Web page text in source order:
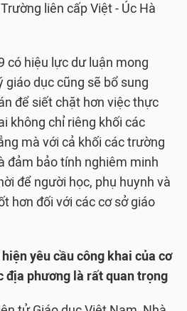
liên cấp Việt - Úc Hà
có hiệu lực dư luận mong
giáo dục cũng sẽ bổ sung
để siết chặt hơn việc thực
không chỉ riêng khối các
mà với cả khối các trường
đảm bảo tính nghiêm minh
để người học, phụ huynh và
hơn đối với các cơ sở giáo
yêu cầu công khai của cơ
địa phương là rất quan trọng